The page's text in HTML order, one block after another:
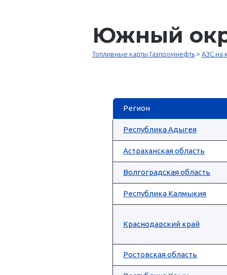
Южный
Топливные карты Газпромнефть > АЗС на
Регион
Республика Адыгея
Астраханская область
Волгоградская область
Республика Калмыкия
Краснодарский край
Ростовская область